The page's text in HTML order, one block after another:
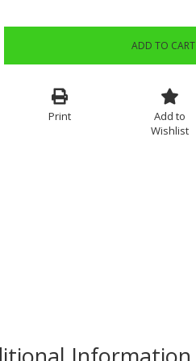
ADD TO CART
Print
Add to
Wishlist